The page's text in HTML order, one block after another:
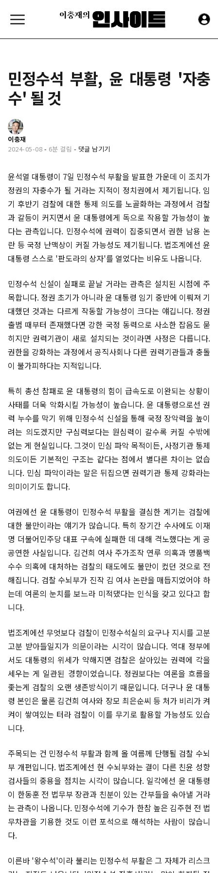
민정수석 부활, 윤 대통령 '자충
수' 될 것
이충재
2024-05-08 - 6분 걸림 - 댓글 남기기
윤석열 대통령이 7일 민정수석 부활을 발표한 가운데 이 조치가
정권의 자충수가 될 거라는 지적이 정치권에서 제기됩니다. 임
기 후반기 검찰에 대한 통제 의도를 노골화하는 과정에서 검찰
과 갈등이 커지면서 윤 대통령에게 독으로 작용할 가능성이 높
다는 관측입니다. 민정수석에 권력이 집중되면서 권한 남용 논
란 등 국정 난맥상이 커질 가능성도 제기됩니다. 법조계에선 윤
대통령 스스로 '판도라의 상자'를 열었다는 비유도 나옵니다.
민정수석 신설이 실패로 끝날 거라는 관측은 설치된 시점에 주
목합니다. 정권 초기가 아니라 윤 대통령 임기 중반에 이뤄져 기
대했던 것과는 다르게 작동할 가능성이 크다는 얘깁니다. 정권
출범 때부터 존재했다면 강한 국정 동력으로 사소한 잡음도 묻
히지만 권력기관이 새로 설치되는 것이라면 사정은 다릅니다.
권한을 강화하는 과정에서 공직사회나 다른 권력기관들과 충돌
이 불가피하다는 지적입니다.
특히 총선 참패로 윤 대통령의 힘이 급속도로 이완되는 상황이
사태를 더욱 악화시킬 가능성이 높습니다. 윤 대통령으로선 권
력 누수를 막기 위해 민정수석 신설을 통해 국정 장악력을 높이
려는 의도겠지만 구심력보다는 원심력이 갈수록 커질 수밖에
없는 게 현실입니다. 그것이 민심 파악 목적이든, 사정기관 통제
의도이든 기본적인 구조는 같다는 점에서 별다른 차이는 없습
니다. 민심 파악이라는 말은 뒤집으면 권력기관 통제 강화라는
의미이기도 합니다.
여권에선 윤 대통령이 민정수석 부활을 결심한 계기는 검찰에
대한 불만이라는 얘기가 많습니다. 특히 장기간 수사에도 이재
명 더불어민주당 대표 구속에 실패한 데 대해 격노했다는 게 공
공연한 사실입니다. 김건희 여사 주가조작 연루 의혹과 명품백
수수 의혹에 대처하는 검찰의 태도에도 불만이 컸던 것으로 전
해집니다. 검찰 수뇌부가 진작 김 여사 논란을 매듭지었어야 하
는데 여론의 눈치를 보느라 미적댔다는 인식을 갖고 있다고 합
니다.
법조계에선 무엇보다 검찰이 민정수석실의 요구나 지시를 고분
고분 받아들일지가 의문이라는 시각이 많습니다. 역대 정부에
서도 대통령의 위세가 약해지면 검찰은 살아있는 권력에 각을
세우는 게 일관된 경향이었습니다. 정권보다는 여론을 흐름을
좇는게 검찰의 오랜 생존방식이기 때문입니다. 더구나 윤 대통
령 본인은 물론 김건희 여사와 장모 최은순씨 등 처가 비리가 켜
켜이 쌓여있는 터라 검찰이 이를 무기로 활용할 가능성도 있습
니다.
주목되는 건 민정수석 부활과 함께 올 여름께 단행될 검찰 수뇌
부 개편입니다. 법조계에선 현 수뇌부와는 결이 다른 친윤 성향
검사들의 중용을 점치는 시각이 많습니다. 일각에선 윤 대통령
이 한동훈 전 법무부 장관과 친분이 있는 간부들을 솎아낼 거라
는 관측이 나옵니다. 민정수석에 기수가 한참 높은 김주현 전 법
무차관을 기용한 것도 이런 포석으로 해석하는 사람이 많습니
다.
이른바 '왕수석'이라 불리는 민정수석 부활은 그 자체가 리스크